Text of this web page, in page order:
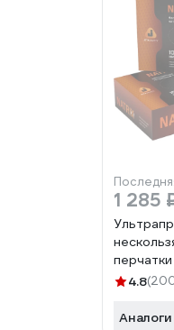
1 285
размер
4.8
Аналоги